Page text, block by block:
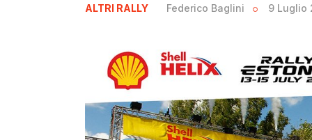
ALTRI RALLY Federico Baglini 9 Luglio